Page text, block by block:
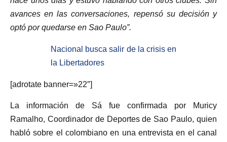
avances en las conversaciones, repensó su decisión y
optó por quedarse en Sao Paulo”.
Nacional busca salir de la crisis en
la Libertadores
[adrotate banner=»22″]
La información de Sá fue confirmada por Muricy
Ramalho, Coordinador de Deportes de Sao Paulo, quien
habló sobre el colombiano en una entrevista en el canal